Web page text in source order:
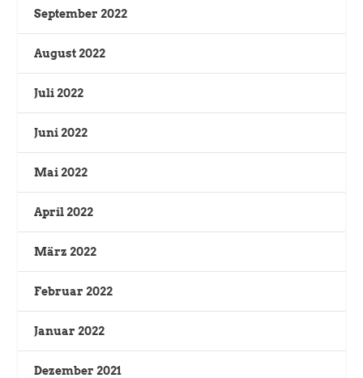
September 2022
August 2022
Juli 2022
Juni 2022
Mai 2022
April 2022
März 2022
Februar 2022
Januar 2022
Dezember 2021